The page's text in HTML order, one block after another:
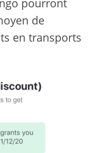
de
en transports